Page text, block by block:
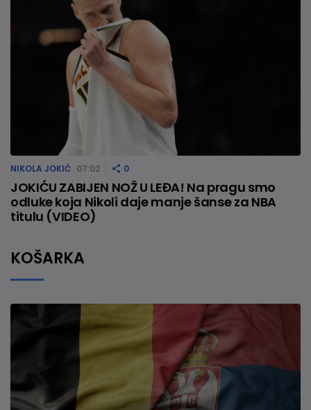
NIKOLA JOKIĆ 07:02 0
JOKIĆU ZABIJEN NOŽ U LEĐA! Na pragu smo
odluke koja Nikoli daje manje šanse za NBA
titulu (VIDEO)
KOŠARKA